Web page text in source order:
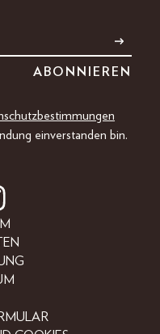
einverstanden bin.